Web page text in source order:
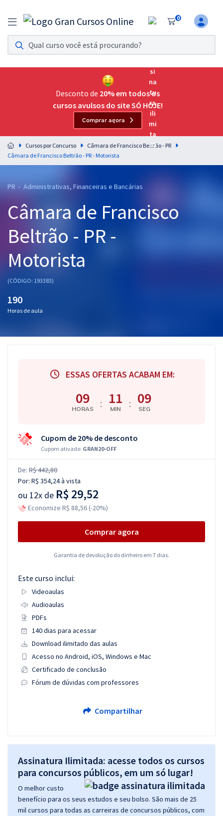
0
Assinatura Ilimitada 11
Acesso a todos os cursos. Teste grátis por 7 dias!
Assinatura OAB Até Passar
Acesso ilimitado a toda preparação para o Exame da
Residências Multiprofissionais
Preparação completa e intensiva para as principais
residências em saúde do Brasil
Cursos 20% OFF
Pós
Graduação
OAB
Mentorias
Desconto de 20% em todos os
cursos avulsos do site SÓ HOJE!
Comprar agora
Cursos por Concurso
Câmara de Francisco Beltrão - PR
Câmara de Francisco Beltrão - PR - Motorista
PR - Administrativas, Financeiras e Bancárias
Câmara de Francisco
Beltrão - PR -
Motorista
(CÓDIGO: 193383)
190
Horas de aula
ESSAS OFERTAS ACABAM EM:
09
HORAS : 11
MIN : 08
SEG
Cupom de 20% de desconto
Cupom ativado: GRAN20-OFF
De: R$ 442,80
Por: R$ 354,24à vista
ou 12x de R$ 29,52
Economize R$ 88,56 (-20%)
Comprar agora
Garantia de devolução do dinheiro em 7 dias.
Este curso inclui:
Videoaulas
Audioaulas
PDFs
140 dias para acessar
Download ilimitado das aulas
Acesso no Android, iOS, Windows e Mac
Certificado de conclusão
Fórum de dúvidas com professores
Compartilhar
Assinatura Ilimitada: acesse todos os cursos
para concursos públicos, em um só lugar!
O melhor custo
benefício para os seus estudos e seu bolso. São mais de 25
mil cursos para todas as carreiras de concursos públicos, com